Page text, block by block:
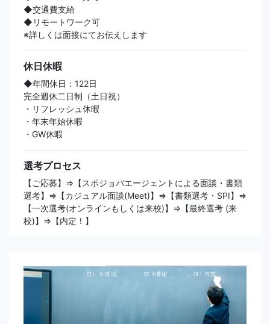
◆交通費支給
◆リモートワーク可
※詳しくは面接にてお伝えします
休日休暇
◆年間休日：122日
完全週休二日制（土日祝）
・リフレッシュ休暇
・年末年始休暇
・GW休暇
選考プロセス
【ご応募】⇒【スポジョバエージェントによる面談・書類
選考】⇒【カジュアル面談(Meet)】⇒【書類選考・SPI】⇒
【一次選考(オンラインもしくは来校)】⇒【最終選考 (来
校)】⇒【内定！】